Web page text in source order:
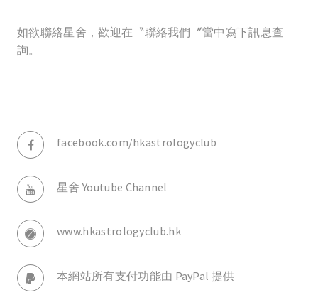
如欲聯絡星舍，歡迎在〝聯絡我們〞當中寫下訊息查
詢。
facebook.com/hkastrologyclub
星舍 Youtube Channel
www.hkastrologyclub.hk
本網站所有支付功能由 PayPal 提供